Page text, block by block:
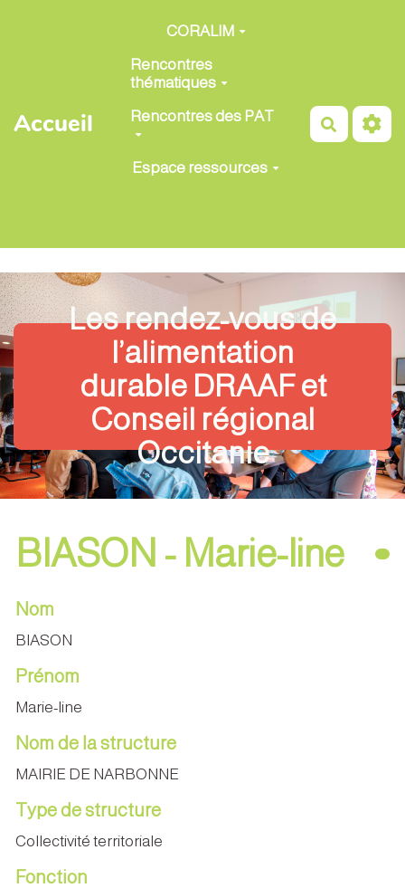
Aller au contenu principal
Accueil
CORALIM
Rencontres
thématiques
Rencontres des PAT
Espace ressources
Les rendez-vous de
l’alimentation
durable DRAAF et
Conseil régional
Occitanie
BIASON - Marie-line
Nom
BIASON
Prénom
Marie-line
Nom de la structure
MAIRIE DE NARBONNE
Type de structure
Collectivité territoriale
Fonction